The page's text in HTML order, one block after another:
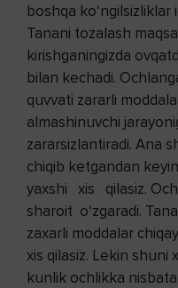
boshqa ko‘ngilsizliklar
Tanani tozalash
kirishganingizda
bilan kechadi.
quvvati zararli
almashinuvchi
zararsizlantiradi. Ana
chiqib ketgandan
yaxshi xis qilasiz.
sharoit o‘zgaradi.
zaxarli moddalar
xis qilasiz. Lekin shuni
kunlik ochlikka